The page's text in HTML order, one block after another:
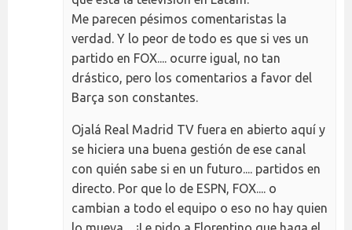
Me parecen pésimos comentaristas la
verdad. Y lo peor de todo es que si ves un
partido en FOX.... ocurre igual, no tan
drástico, pero los comentarios a favor del
Barça son constantes.
Ojalá Real Madrid TV fuera en abierto aquí y
se hiciera una buena gestión de ese canal
con quién sabe si en un futuro.... partidos en
directo. Por que lo de ESPN, FOX.... o
cambian a todo el equipo o eso no hay quien